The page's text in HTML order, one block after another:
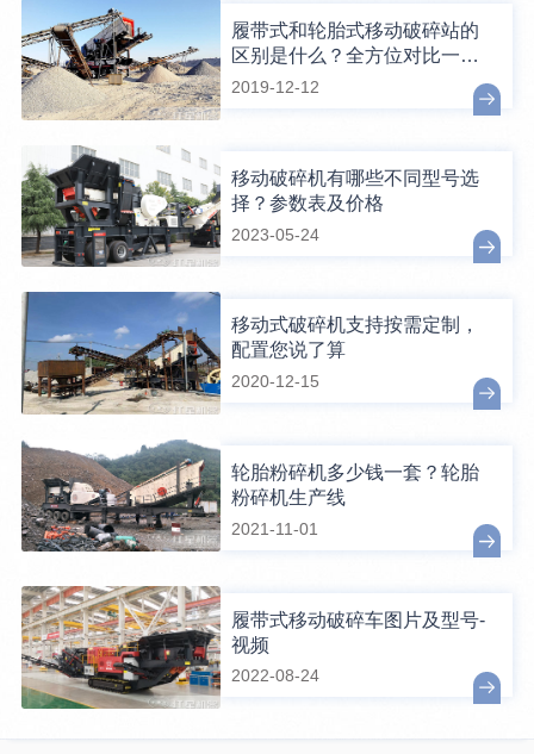
履带式和轮胎式移动破碎站的
区别是什么？全方位对比一目
了然
2019-12-12
移动破碎机有哪些不同型号选
择？参数表及价格
2023-05-24
移动式破碎机支持按需定制，
配置您说了算
2020-12-15
轮胎粉碎机多少钱一套？轮胎
粉碎机生产线
2021-11-01
履带式移动破碎车图片及型号-
视频
2022-08-24